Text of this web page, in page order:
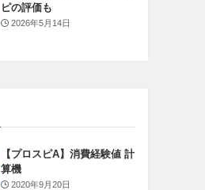
ピの評価も
2026年5月14日
【プロスピA】消費経験値 計
算機
2020年9月20日